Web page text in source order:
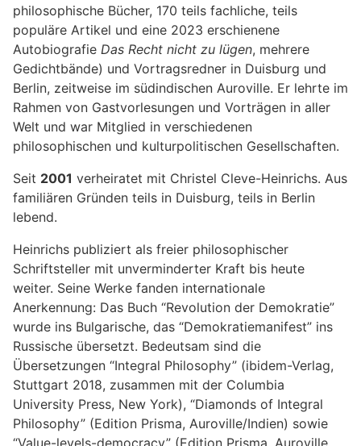
philosophische Bücher, 170 teils fachliche, teils
populäre Artikel und eine 2023 erschienene
Autobiografie Das Recht nicht zu lügen, mehrere
Gedichtbände) und Vortragsredner in Duisburg und
Berlin, zeitweise im südindischen Auroville. Er lehrte im
Rahmen von Gastvorlesungen und Vorträgen in aller
Welt und war Mitglied in verschiedenen
philosophischen und kulturpolitischen Gesellschaften.
Seit 2001 verheiratet mit Christel Cleve-Heinrichs. Aus
familiären Gründen teils in Duisburg, teils in Berlin
lebend.
Heinrichs publiziert als freier philosophischer
Schriftsteller mit unverminderter Kraft bis heute
weiter. Seine Werke fanden internationale
Anerkennung: Das Buch “Revolution der Demokratie”
wurde ins Bulgarische, das “Demokratiemanifest” ins
Russische übersetzt. Bedeutsam sind die
Übersetzungen “Integral Philosophy” (ibidem-Verlag,
Stuttgart 2018, zusammen mit der Columbia
University Press, New York), “Diamonds of Integral
Philosophy” (Edition Prisma, Auroville/Indien) sowie
“Value-levels-democracy” (Edition Prisma, Auroville